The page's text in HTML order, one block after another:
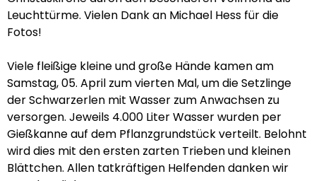
Leuchttürme. Vielen Dank an Michael Hess für die
Fotos!
Viele fleißige kleine und große Hände kamen am
Samstag, 05. April zum vierten Mal, um die Setzlinge
der Schwarzerlen mit Wasser zum Anwachsen zu
versorgen. Jeweils 4.000 Liter Wasser wurden per
Gießkanne auf dem Pflanzgrundstück verteilt. Belohnt
wird dies mit den ersten zarten Trieben und kleinen
Blättchen. Allen tatkräftigen Helfenden danken wir